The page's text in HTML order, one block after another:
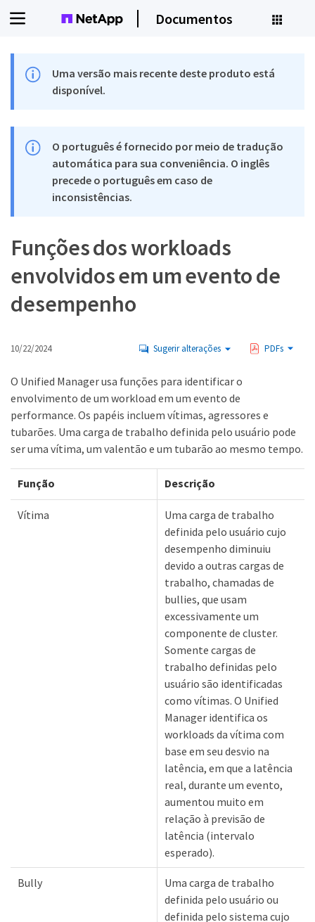
Documentos
Uma versão mais recente deste produto está
disponível.
O português é fornecido por meio de tradução
automática para sua conveniência. O inglês
precede o português em caso de
inconsistências.
Funções dos workloads
envolvidos em um evento de
desempenho
10/22/2024 Sugerir alterações PDFs
O Unified Manager usa funções para identificar o
envolvimento de um workload em um evento de
performance. Os papéis incluem vítimas, agressores e
tubarões. Uma carga de trabalho definida pelo usuário pode
ser uma vítima, um valentão e um tubarão ao mesmo tempo.
Função Descrição
Vítima
Uma carga de trabalho
definida pelo usuário cujo
desempenho diminuiu
devido a outras cargas de
trabalho, chamadas de
bullies, que usam
excessivamente um
componente de cluster.
Somente cargas de
trabalho definidas pelo
usuário são identificadas
como vítimas. O Unified
Manager identifica os
workloads da vítima com
base em seu desvio na
latência, em que a latência
real, durante um evento,
aumentou muito em
relação à previsão de
latência (intervalo
esperado).
Bully
Uma carga de trabalho
definida pelo usuário ou
definida pelo sistema cujo